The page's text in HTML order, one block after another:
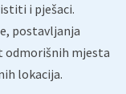
i pješaci.
postavljanja
odmorišnih mjesta
lokacija.